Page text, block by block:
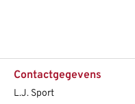
Contactgegevens
L.J. Sport